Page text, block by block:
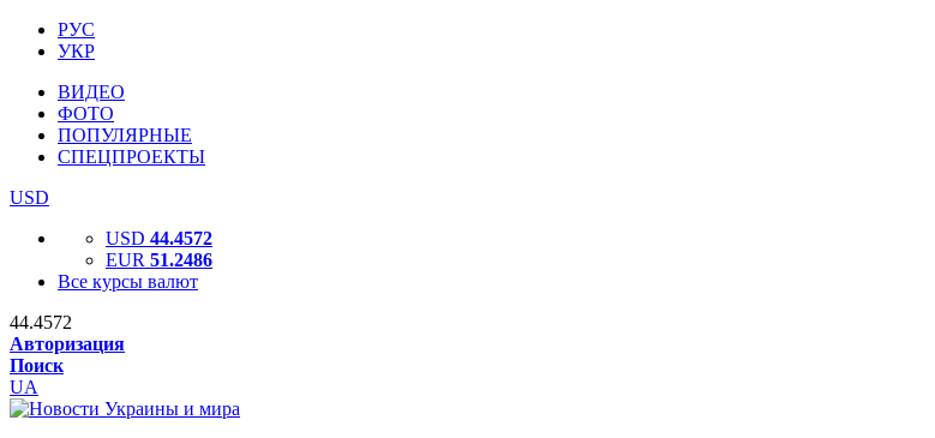
РУС
УКР
ВИДЕО
ФОТО
ПОПУЛЯРНЫЕ
СПЕЦПРОЕКТЫ
USD
USD 44.4572
EUR 51.2486
Все курсы валют
44.4572
Авторизация
Поиск
UA